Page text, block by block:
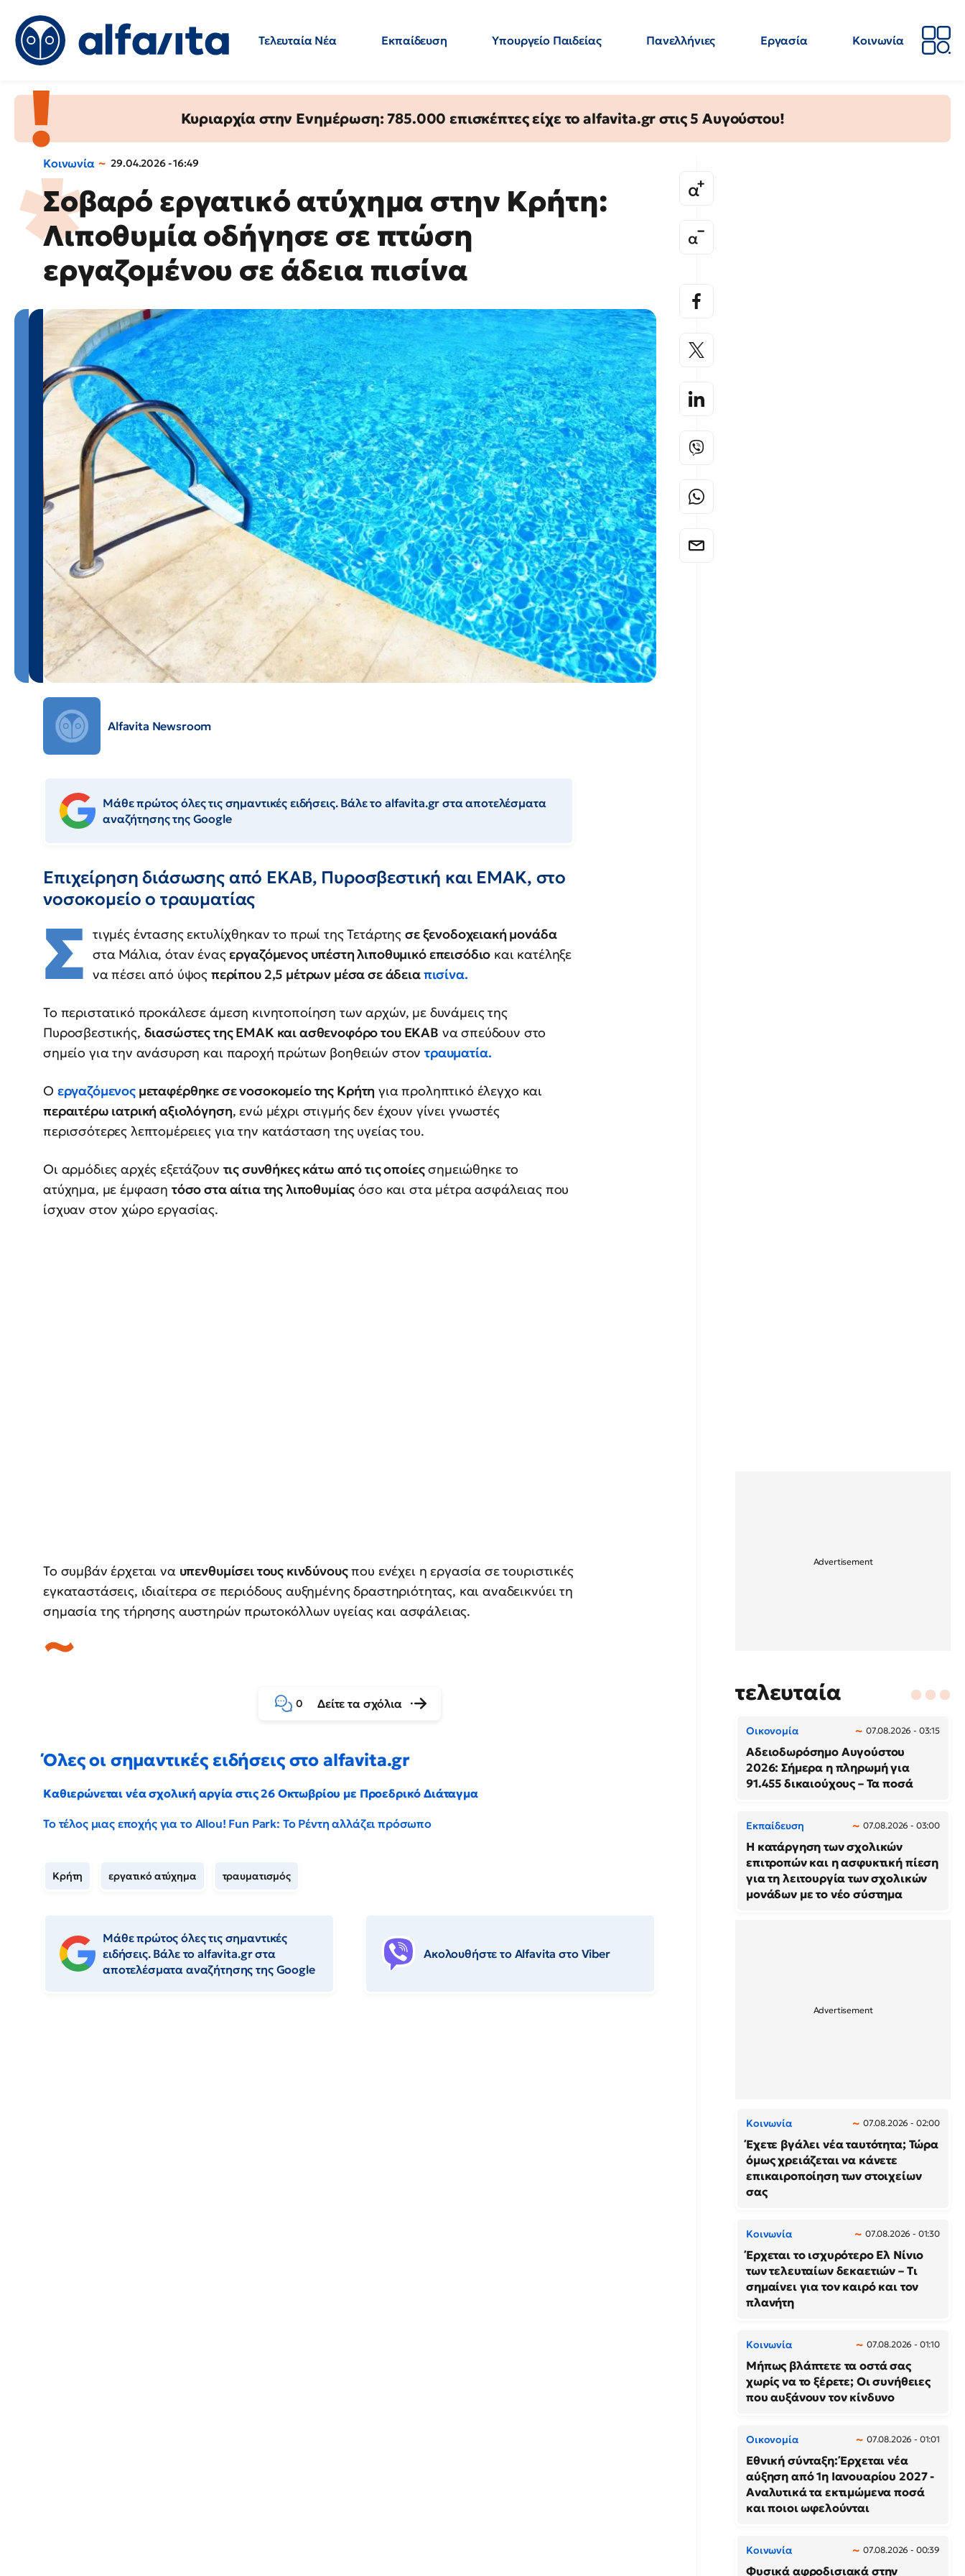
Τελευταία Νέα Εκπαίδευση Υπουργείο Παιδείας Πανελλήνιες Εργασία
Κοινωνία
Κυριαρχία στην Ενημέρωση: 785.000 επισκέπτες είχε το alfavita.gr στις 5 Αυγούστου!
Κοινωνία 29.04.2026 - 16:49
Σοβαρό εργατικό ατύχημα στην Κρήτη:
Λιποθυμία οδήγησε σε πτώση
εργαζομένου σε άδεια πισίνα
Alfavita Newsroom
Μάθε πρώτος όλες τις σημαντικές ειδήσεις. Βάλε το alfavita.gr στα αποτελέσματα
αναζήτησης της Google
Επιχείρηση διάσωσης από ΕΚΑΒ, Πυροσβεστική και ΕΜΑΚ, στο
νοσοκομείο ο τραυματίας
Σ τιγμές έντασης εκτυλίχθηκαν το πρωί της Τετάρτηςσε ξενοδοχειακή μονάδα
στα Μάλια, όταν έναςεργαζόμενος υπέστη λιποθυμικό επεισόδιο και κατέληξε
να πέσει από ύψος περίπου 2,5 μέτρων μέσα σε άδειαπισίνα.
Το περιστατικό προκάλεσε άμεση κινητοποίηση των αρχών, με δυνάμεις της
Πυροσβεστικής, διασώστες της ΕΜΑΚ και ασθενοφόρο του ΕΚΑΒ να σπεύδουν στο
σημείο για την ανάσυρση και παροχή πρώτων βοηθειών στοντραυματία.
Ο εργαζόμενος μεταφέρθηκε σε νοσοκομείο της Κρήτη για προληπτικό έλεγχο και
περαιτέρω ιατρική αξιολόγηση, ενώ μέχρι στιγμής δεν έχουν γίνει γνωστές
περισσότερες λεπτομέρειες για την κατάσταση της υγείας του.
Οι αρμόδιες αρχές εξετάζουν τις συνθήκες κάτω από τις οποίεςσημειώθηκε το
ατύχημα, με έμφαση τόσο στα αίτια της λιποθυμίας όσο και στα μέτρα ασφάλειας που
ίσχυαν στον χώρο εργασίας.
Το συμβάν έρχεται να υπενθυμίσει τους κινδύνουςπου ενέχει η εργασία σε τουριστικές
εγκαταστάσεις, ιδιαίτερα σε περιόδους αυξημένης δραστηριότητας, και αναδεικνύει τη
σημασία της τήρησης αυστηρών πρωτοκόλλων υγείας και ασφάλειας.
0 Δείτε τα σχόλια
Όλες οι σημαντικές ειδήσεις στο alfavita.gr
Καθιερώνεται νέα σχολική αργία στις 26 Οκτωβρίου με Προεδρικό Διάταγμα
Το τέλος μιας εποχής για το Allou! Fun Park: Το Ρέντη αλλάζει πρόσωπο
Κρήτη εργατικό ατύχημα τραυματισμός
Μάθε πρώτος όλες τις σημαντικές
ειδήσεις. Βάλε το alfavita.gr στα
αποτελέσματα αναζήτησης της Google
Ακολουθήστε το Αlfavita στο Viber
τελευταία
Οικονομία 07.08.2026 - 03:15
Αδειοδωρόσημο Αυγούστου
2026: Σήμερα η πληρωμή για
91.455 δικαιούχους – Τα ποσά
Εκπαίδευση 07.08.2026 - 03:00
Η κατάργηση των σχολικών
επιτροπών και η ασφυκτική πίεση
για τη λειτουργία των σχολικών
μονάδων με το νέο σύστημα
Κοινωνία 07.08.2026 - 02:00
Έχετε βγάλει νέα ταυτότητα; Τώρα
όμως χρειάζεται να κάνετε
επικαιροποίηση των στοιχείων
σας
Κοινωνία 07.08.2026 - 01:30
Έρχεται το ισχυρότερο Ελ Νίνιο
των τελευταίων δεκαετιών – Τι
σημαίνει για τον καιρό και τον
πλανήτη
Κοινωνία 07.08.2026 - 01:10
Μήπως βλάπτετε τα οστά σας
χωρίς να το ξέρετε; Οι συνήθειες
που αυξάνουν τον κίνδυνο
Οικονομία 07.08.2026 - 01:01
Εθνική σύνταξη: Έρχεται νέα
αύξηση από 1η Ιανουαρίου 2027 -
Αναλυτικά τα εκτιμώμενα ποσά
και ποιοι ωφελούνται
Κοινωνία 07.08.2026 - 00:39
Φυσικά αφροδισιακά στην